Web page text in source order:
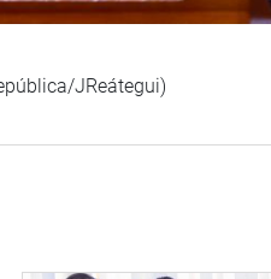
JReátegui)